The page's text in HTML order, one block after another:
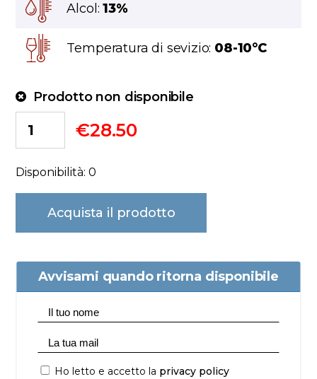
Alcol:13%
Temperatura di sevizio: 08-10°C
Prodotto non disponibile
€28.50
Disponibilità: 0
Acquista il prodotto
Avvisami quando ritorna disponibile
Ho letto e accetto la privacy policy